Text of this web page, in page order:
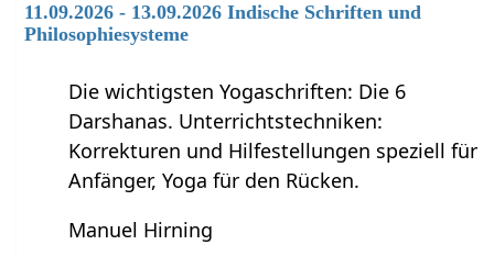
11.09.2026 - 13.09.2026 Indische Schriften und
Philosophiesysteme
Die wichtigsten Yogaschriften: Die 6
Darshanas. Unterrichtstechniken:
Korrekturen und Hilfestellungen speziell für
Anfänger, Yoga für den Rücken.
Manuel Hirning